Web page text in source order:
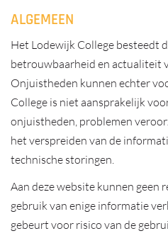
ALGEMEEN
Het Lodewijk College besteedt
betrouwbaarheid en actualiteit
Onjuistheden kunnen echter
College is niet aansprakelijk
onjuistheden, problemen
het verspreiden van de
technische storingen.
Aan deze website kunnen geen
gebruik van enige informatie
gebeurt voor risico van de